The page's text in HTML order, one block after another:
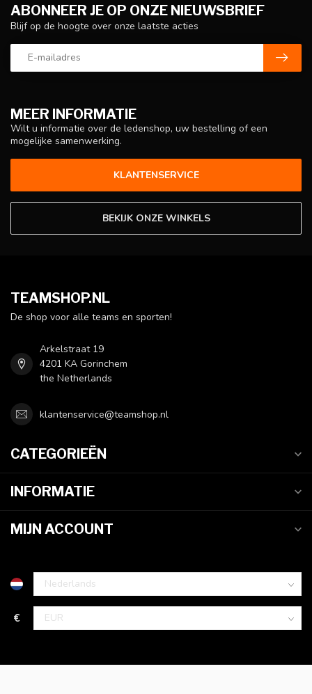
MEER INFORMATIE
Wilt u informatie over de ledenshop, uw bestelling of een
mogelijke samenwerking.
KLANTENSERVICE
BEKIJK ONZE WINKELS
ABONNEER JE OP ONZE NIEUWSBRIEF
Blijf op de hoogte over onze laatste acties
TEAMSHOP.NL
De shop voor alle teams en sporten!
Arkelstraat 19
4201 KA Gorinchem
the Netherlands
klantenservice@teamshop.nl
CATEGORIEËN
INFORMATIE
MIJN ACCOUNT
€